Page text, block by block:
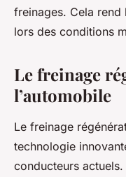
freinages. Cela
lors des conditions
Le freinage
l’automobile
Le freinage
technologie
conducteurs